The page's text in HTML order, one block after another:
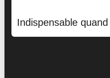
Indispensable